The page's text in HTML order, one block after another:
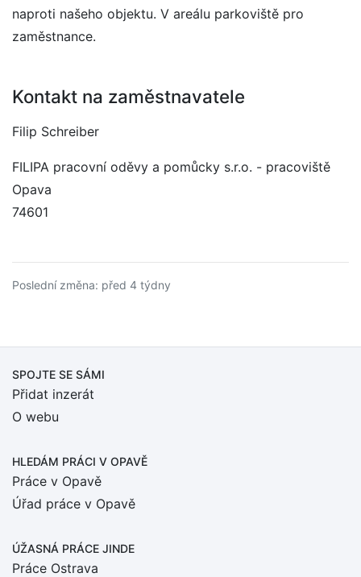
naproti našeho objektu. V areálu parkoviště pro
zaměstnance.
Kontakt na zaměstnavatele
Filip Schreiber
FILIPA pracovní oděvy a pomůcky s.r.o. - pracoviště
Opava
74601
Poslední změna: před 4 týdny
SPOJTE SE SÁMI
Přidat inzerát
O webu
HLEDÁM PRÁCI V OPAVĚ
Práce v Opavě
Úřad práce v Opavě
ÚŽASNÁ PRÁCE JINDE
Práce Ostrava